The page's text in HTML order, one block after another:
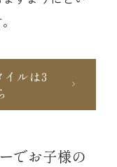
ルは3
でお子様の